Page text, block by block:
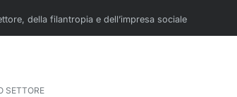
della filantropia e dell’impresa sociale
SETTORE